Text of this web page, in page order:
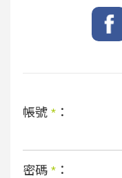
帳號 * ：
密碼 * ：